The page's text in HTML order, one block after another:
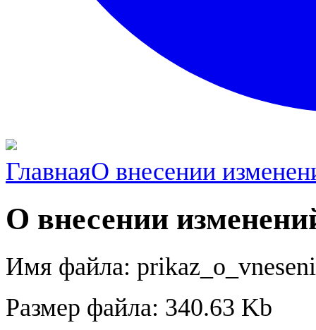
ГлавнаяО внесении
О внесении
Имя файла:
Размер файла: 340.63 Kb